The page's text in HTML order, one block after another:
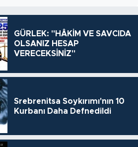
GÜRLEK: "HÂKİM VE SAVCIDA
OLSANIZ HESAP
VERECEKSİNİZ"
Srebrenitsa Soykırımı'nın 10
Kurbanı Daha Defnedildi